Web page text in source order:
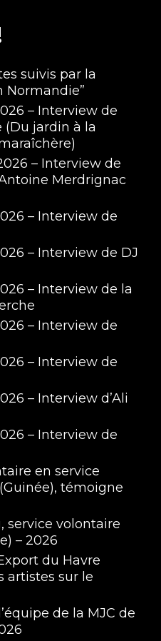
suivis par la
Normandie”
– Interview de
jardin à la
– Interview de
Merdrignac
– Interview de
– Interview de DJ
– Interview de la
– Interview de
– Interview de
– Interview d’Ali
– Interview de
en service
témoigne
service volontaire
– 2026
du Havre
artistes sur le
de la MJC de